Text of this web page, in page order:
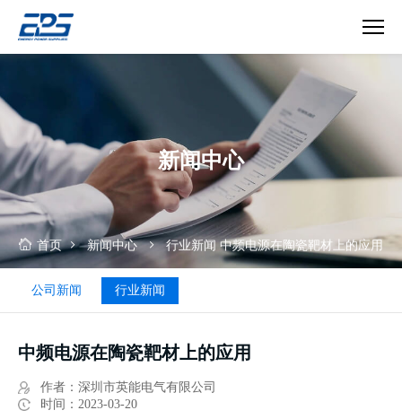
镀
行
业
新闻中心
首页 新闻中心 行业新闻 中频电源在陶瓷靶材上的应用
公司新闻 行业新闻
中频电源在陶瓷靶材上的应用
作者：深圳市英能电气有限公司
时间：2023-03-20